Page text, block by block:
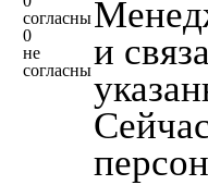
согласны
0
не
согласныи